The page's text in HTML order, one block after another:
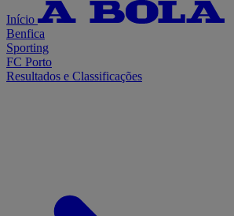
Início
Benfica
Sporting
FC Porto
Resultados e Classificações